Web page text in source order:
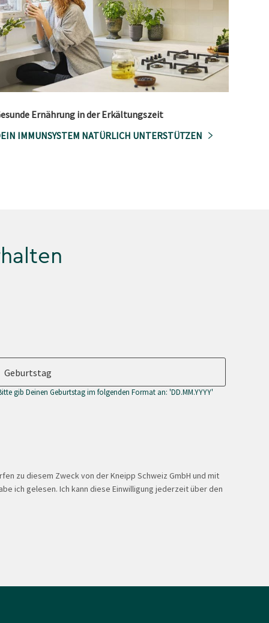
Ernährung in der Erkältungszeit
IMMUNSYSTEM NATÜRLICH UNTERSTÜTZEN
Geburtstag
gib Deinen Geburtstag im folgenden Format an: 'DD.MM.YYYY'
zu diesem Zweck von der Kneipp Schweiz GmbH und mit
ich gelesen. Ich kann diese Einwilligung jederzeit über den